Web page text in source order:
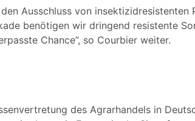
Ausschluss von insektizidresistenten
benötigen wir dringend resistente
Chance”, so Courbier weiter.
des Agrarhandels in